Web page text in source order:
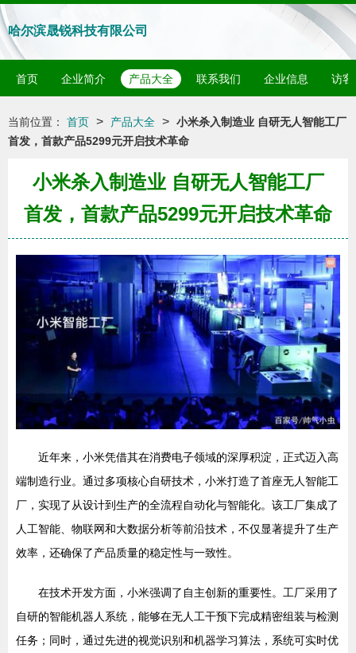
哈尔滨晟锐科技有限公司
首页 企业简介 产品大全 联系我们 企业信息 访客
当前位置： 首页 > 产品大全 > 小米杀入制造业 自研无人智能工厂
首发，首款产品5299元开启技术革命
小米杀入制造业 自研无人智能工厂
首发，首款产品5299元开启技术革命
近年来，小米凭借其在消费电子领域的深厚积淀，正式迈入高
端制造行业。通过多项核心自研技术，小米打造了首座无人智能工
厂，实现了从设计到生产的全流程自动化与智能化。该工厂集成了
人工智能、物联网和大数据分析等前沿技术，不仅显著提升了生产
效率，还确保了产品质量的稳定性与一致性。
在技术开发方面，小米强调了自主创新的重要性。工厂采用了
自研的智能机器人系统，能够在无人工干预下完成精密组装与检测
任务；同时，通过先进的视觉识别和机器学习算法，系统可实时优